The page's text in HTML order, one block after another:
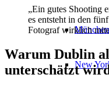
München
New
„Ein gutes Shooting
es entsteht in den
Fotograf wirklich
Warum Dublin
unterschätzt